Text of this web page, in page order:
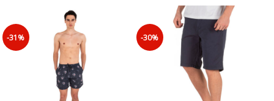
προϊόν
έχει
πολλαπλές
παραλλαγές.
Οι
επιλογές
μπορούν
το
προϊόν
έχει
πολλαπλές
παραλλαγές.
Οι
επιλογές
μπορούν
-31% -30%